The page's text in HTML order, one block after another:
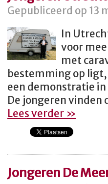
Gepubliceerd op 13
In
voor
met
bestemming op
een demonstratie
De jongeren
Lees verder »
Jongeren De